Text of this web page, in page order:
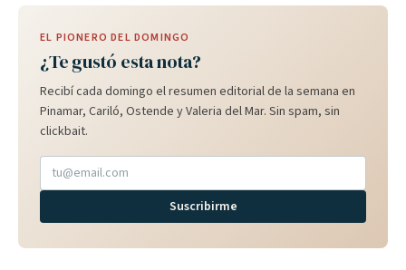
EL PIONERO DEL DOMINGO
¿Te gustó esta nota?
Recibí cada domingo el resumen editorial de la semana en
Pinamar, Cariló, Ostende y Valeria del Mar. Sin spam, sin
clickbait.
Suscribirme